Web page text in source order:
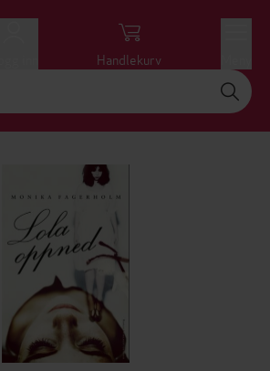
Handlekurv